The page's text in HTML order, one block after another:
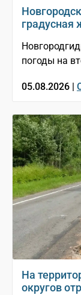
градусная
погоды на
05.08.2026 |
На
округов